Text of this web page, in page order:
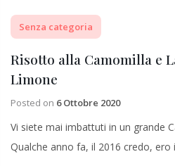
Senza categoria
Risotto alla Camomilla e
Limone
Posted on 6 Ottobre 2020
Vi siete mai imbattuti in un grande
Qualche anno fa, il 2016 credo, ero